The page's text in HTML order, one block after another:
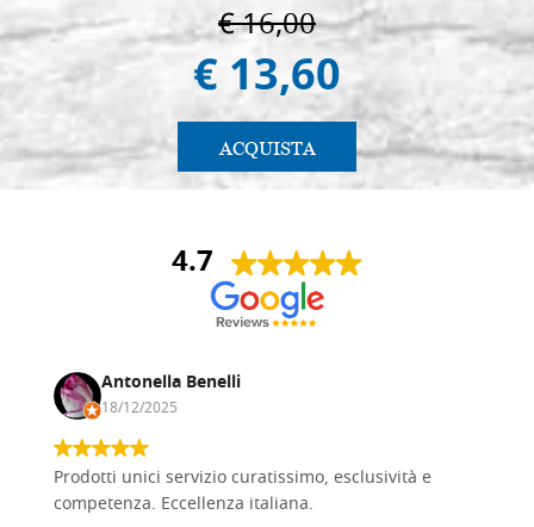
€ 16,00
€ 13,60
ACQUISTA
4.7
Antonella Benelli
18/12/2025
Prodotti unici servizio curatissimo, esclusività e
competenza. Eccellenza italiana.